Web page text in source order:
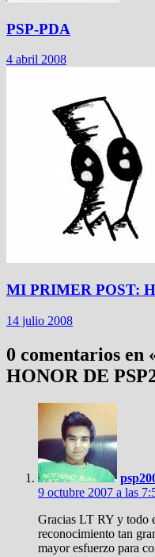
PSP-PDA
4 abril 2008
MI PRIMER POST:
14 julio 2008
0 comentarios en
HONOR DE
9 octubre 2007 a las
Gracias LT RY y todo
reconocimiento tan
mayor esfuerzo para